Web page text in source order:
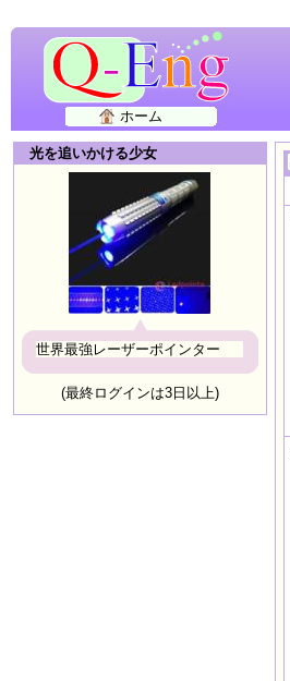
ホーム
光を追いかける少女
世界最強レーザーポインター
(最終ログインは3日以上)